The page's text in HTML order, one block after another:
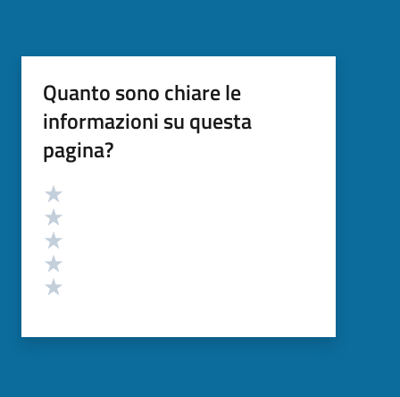
Quanto sono chiare le
informazioni su questa
pagina?
Valutazione